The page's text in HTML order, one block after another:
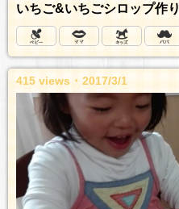
いちご&いちごシロップ作り
415 views ･ 2017/3/1